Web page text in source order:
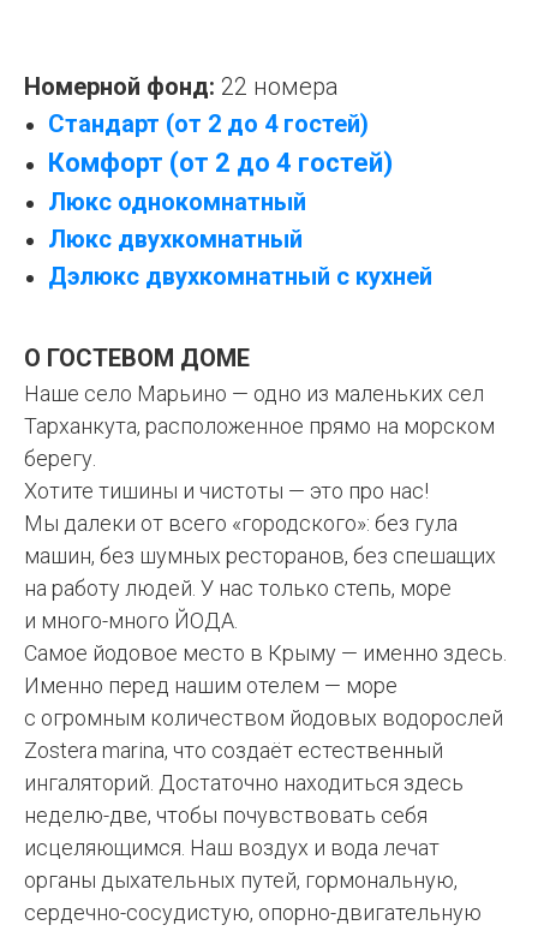
Номерной фонд: 22 номера
Стандарт (от 2 до 4 гостей)
Комфорт (от 2 до 4 гостей)
Люкс однокомнатный
Люкс двухкомнатный
Дэлюкс двухкомнатный с кухней
О ГОСТЕВОМ ДОМЕ
Наше село Марьино — одно из маленьких сел
Тарханкута, расположенное прямо на морском
берегу.
Хотите тишины и чистоты — это про нас!
Мы далеки от всего «городского»: без гула
машин, без шумных ресторанов, без спешащих
на работу людей. У нас только степь, море
и много-много ЙОДА.
Самое йодовое место в Крыму — именно здесь.
Именно перед нашим отелем — море
с огромным количеством йодовых водорослей
Zostera marina, что создаёт естественный
ингаляторий. Достаточно находиться здесь
неделю-две, чтобы почувствовать себя
исцеляющимся. Наш воздух и вода лечат
органы дыхательных путей, гормональную,
сердечно-сосудистую, опорно-двигательную